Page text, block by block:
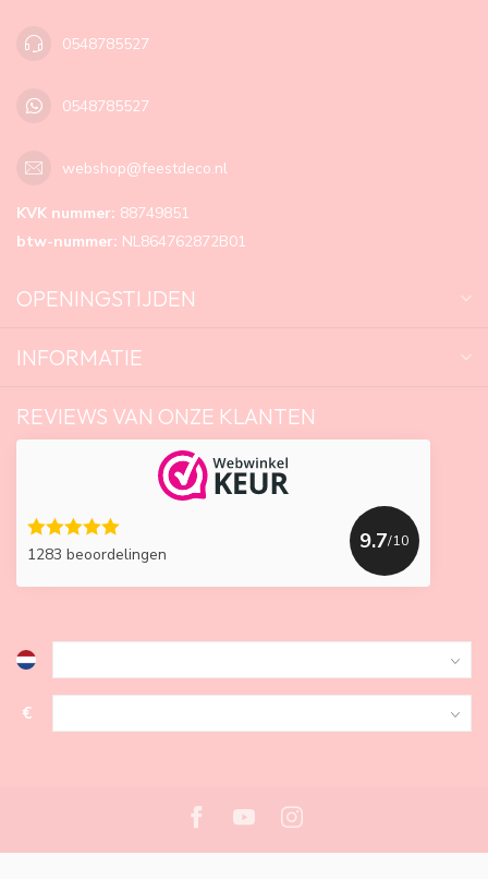
0548785527
0548785527
webshop@feestdeco.nl
KVK nummer: 88749851
btw-nummer: NL864762872B01
OPENINGSTIJDEN
INFORMATIE
REVIEWS VAN ONZE KLANTEN
1283 beoordelingen
9.7/10
€